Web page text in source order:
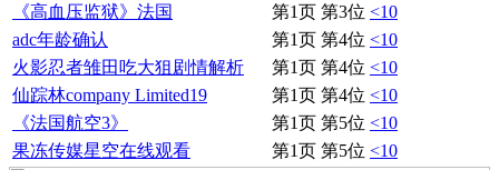
《高血压监狱》法国
第1页 第3位 <10
adc年龄确认
第1页 第4位 <10
火影忍者雏田吃大狙剧情解析
第1页 第4位 <10
仙踪林company Limited19
第1页 第4位 <10
《法国航空3》
第1页 第5位 <10
果冻传媒星空在线观看
第1页 第5位 <10